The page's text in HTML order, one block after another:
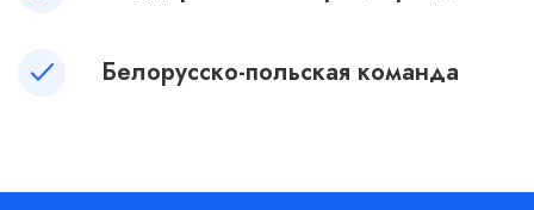
Белорусско-польская команда